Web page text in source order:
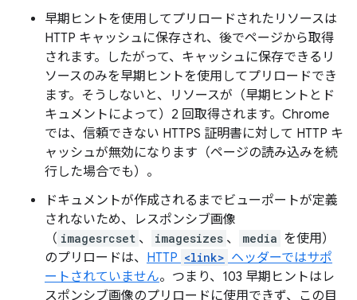
早期ヒントを使用してプリロードされたリソースは
HTTP キャッシュに保存され、後でページから取得
されます。したがって、キャッシュに保存できるリ
ソースのみを早期ヒントを使用してプリロードでき
ます。そうしないと、リソースが（早期ヒントとド
キュメントによって）2 回取得されます。Chrome
では、信頼できない HTTPS 証明書に対して HTTP キ
ャッシュが無効になります（ページの読み込みを続
行した場合でも）。
ドキュメントが作成されるまでビューポートが定義
されないため、レスポンシブ画像
（ imagesrcset 、 imagesizes 、 media を使用）
のプリロードは、 HTTP <link> ヘッダーではサポ
ートされていません。つまり、103 早期ヒントはレ
スポンシブ画像のプリロードに使用できず、この目